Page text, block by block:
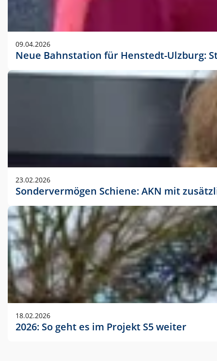
09.04.2026
Neue Bahnstation für Henstedt-Ulzburg:
23.02.2026
Sondervermögen Schiene: AKN mit
18.02.2026
2026: So geht es im Projekt S5 weiter